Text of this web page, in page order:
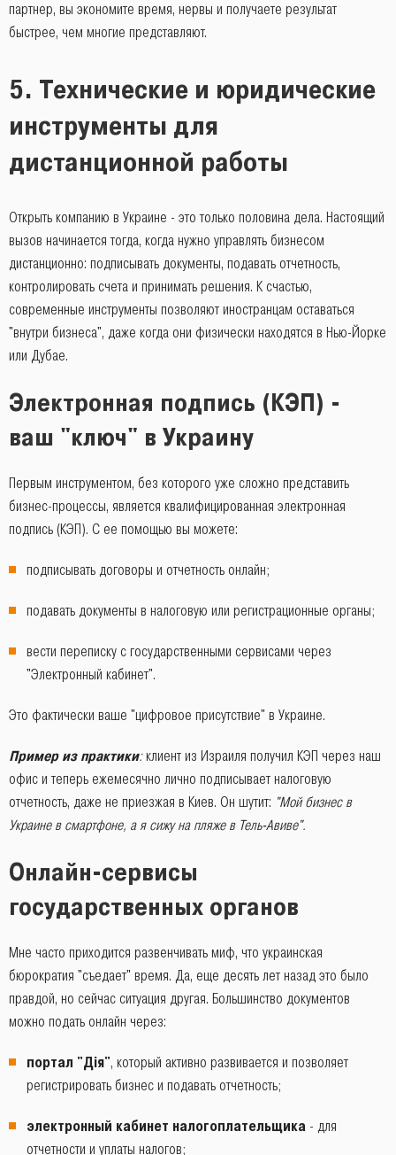
партнер, вы экономите время, нервы и получаете результат
быстрее, чем многие представляют.
5. Технические и юридические
инструменты для
дистанционной работы
Открыть компанию в Украине - это только половина дела. Настоящий
вызов начинается тогда, когда нужно управлять бизнесом
дистанционно: подписывать документы, подавать отчетность,
контролировать счета и принимать решения. К счастью,
современные инструменты позволяют иностранцам оставаться
"внутри бизнеса", даже когда они физически находятся в Нью-Йорке
или Дубае.
Электронная подпись (КЭП) -
ваш "ключ" в Украину
Первым инструментом, без которого уже сложно представить
бизнес-процессы, является квалифицированная электронная
подпись (КЭП). С ее помощью вы можете:
подписывать договоры и отчетность онлайн;
подавать документы в налоговую или регистрационные органы;
вести переписку с государственными сервисами через
"Электронный кабинет".
Это фактически ваше "цифровое присутствие" в Украине.
Пример из практики:клиент из Израиля получил КЭП через наш
офис и теперь ежемесячно лично подписывает налоговую
отчетность, даже не приезжая в Киев. Он шутит: "Мой бизнес в
Украине в смартфоне, а я сижу на пляже в Тель-Авиве".
Онлайн-сервисы
государственных органов
Мне часто приходится развенчивать миф, что украинская
бюрократия "съедает" время. Да, еще десять лет назад это было
правдой, но сейчас ситуация другая. Большинство документов
можно подать онлайн через:
портал "Дія", который активно развивается и позволяет
регистрировать бизнес и подавать отчетность;
электронный кабинет налогоплательщика - для
отчетности и уплаты налогов;